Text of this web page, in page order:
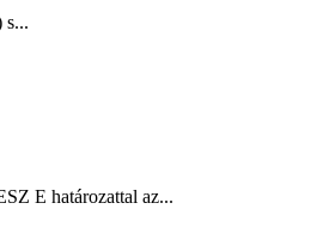
s...
E határozattal az...